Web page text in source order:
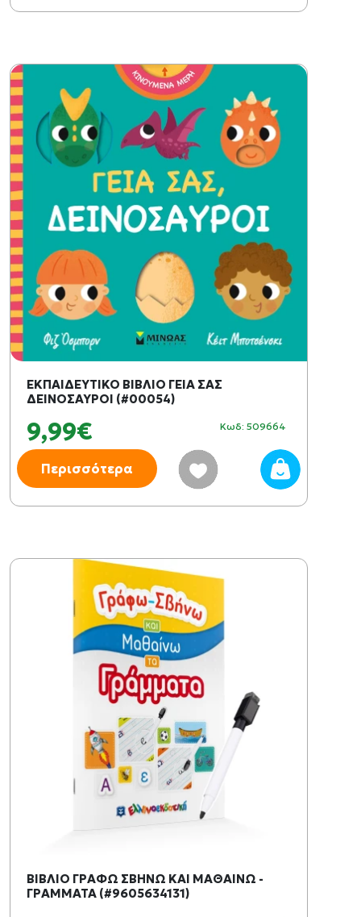
ΕΚΠΑΙΔΕΥΤΙΚΟ ΒΙΒΛΙΟ ΓΕΙΑ ΣΑΣ
ΔΕΙΝΟΣΑΥΡΟΙ (#00054)
9,99€ Κωδ: 509664
Περισσότερα
ΒΙΒΛΙΟ ΓΡΑΦΩ ΣΒΗΝΩ ΚΑΙ ΜΑΘΑΙΝΩ -
ΓΡΑΜΜΑΤΑ (#9605634131)